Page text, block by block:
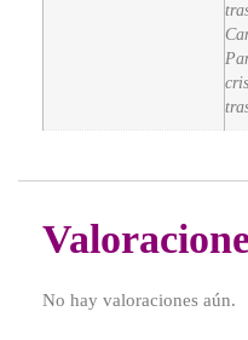
No hay valoraciones aún.